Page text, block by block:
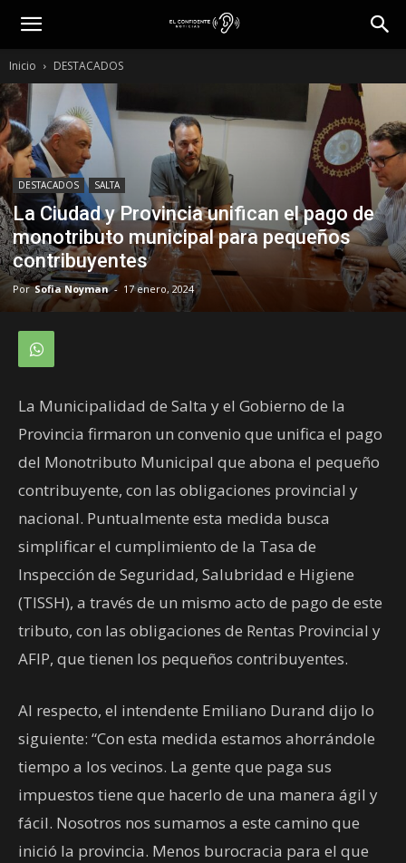
Inicio DESTACADOS
DESTACADOS SALTA
La Ciudad y Provincia unifican el pago de
monotributo municipal para pequeños
contribuyentes
Por Sofia Noyman - 17 enero, 2024
La Municipalidad de Salta y el Gobierno de la
Provincia firmaron un convenio que unifica el pago
del Monotributo Municipal que abona el pequeño
contribuyente, con las obligaciones provincial y
nacional. Puntualmente esta medida busca
simplificar el cumplimiento de la Tasa de
Inspección de Seguridad, Salubridad e Higiene
(TISSH), a través de un mismo acto de pago de este
tributo, con las obligaciones de Rentas Provincial y
AFIP, que tienen los pequeños contribuyentes.
Al respecto, el intendente Emiliano Durand dijo lo
siguiente: “Con esta medida estamos ahorrándole
tiempo a los vecinos. La gente que paga sus
impuestos tiene que hacerlo de una manera ágil y
fácil. Nosotros nos sumamos a este camino que
inició la provincia. Menos burocracia para el que